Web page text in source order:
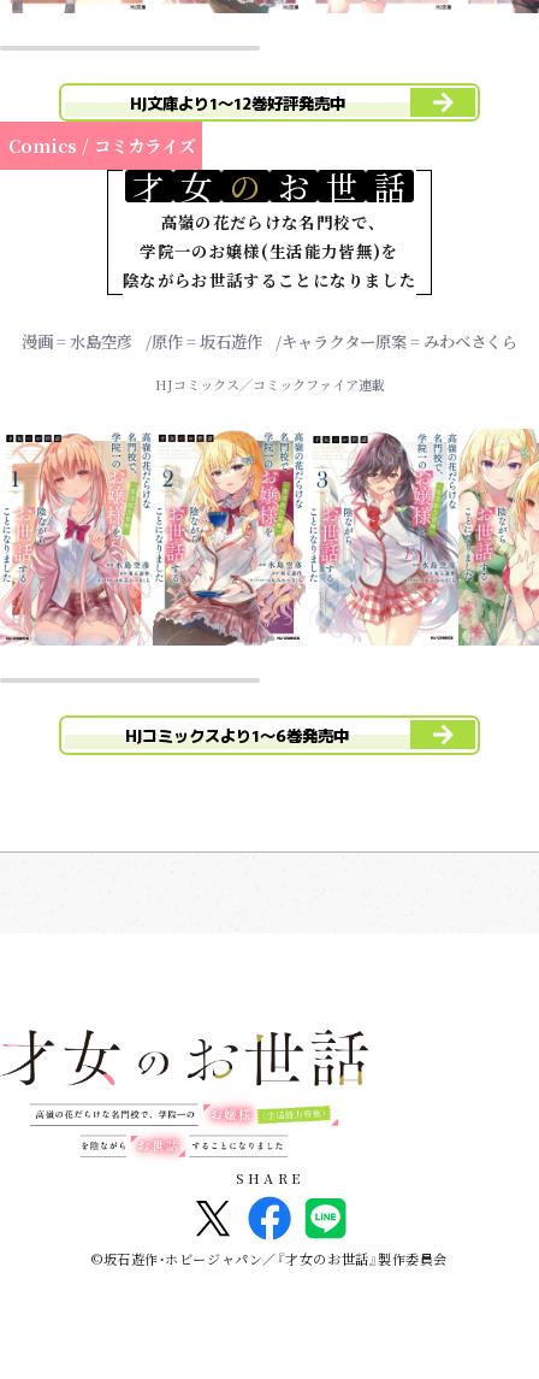
HJ文庫より1～12巻好評発売中
Comics / コミカライズ
才 女 の お 世 話
高嶺の花だらけな名門校で、
学院一のお嬢様(生活能力皆無)を
陰ながらお世話することになりました
漫画 = 水島空彦 原作 = 坂石遊作 キャラクター原案 = みわべさくら
HJコミックス／コミックファイア連載
HJコミックスより1～6巻発売中
SHARE
©坂石遊作・ホビージャパン／『才女のお世話』製作委員会